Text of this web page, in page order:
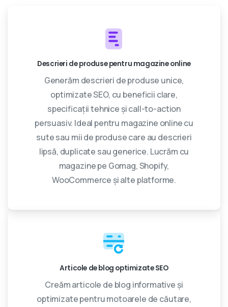
Descrieri de produse pentru magazine online
Generăm descrieri de produse unice,
optimizate SEO, cu beneficii clare,
specificații tehnice și call-to-action
persuasiv. Ideal pentru magazine online cu
sute sau mii de produse care au descrieri
lipsă, duplicate sau generice. Lucrăm cu
magazine pe Gomag, Shopify,
WooCommerce și alte platforme.
Articole de blog optimizate SEO
Creăm articole de blog informative și
optimizate pentru motoarele de căutare,